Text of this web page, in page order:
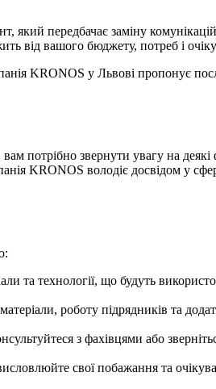
передбачає заміну
від вашого бюджету, потреб і
KRONOS у Львові пропонує
потрібно звернути увагу на
KRONOS володіє досвідом у
та технології, що будуть
роботу підрядників та
з фахівцями або
свої побажання та